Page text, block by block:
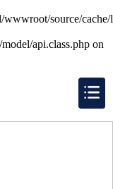
source/cache/
api.class.php on